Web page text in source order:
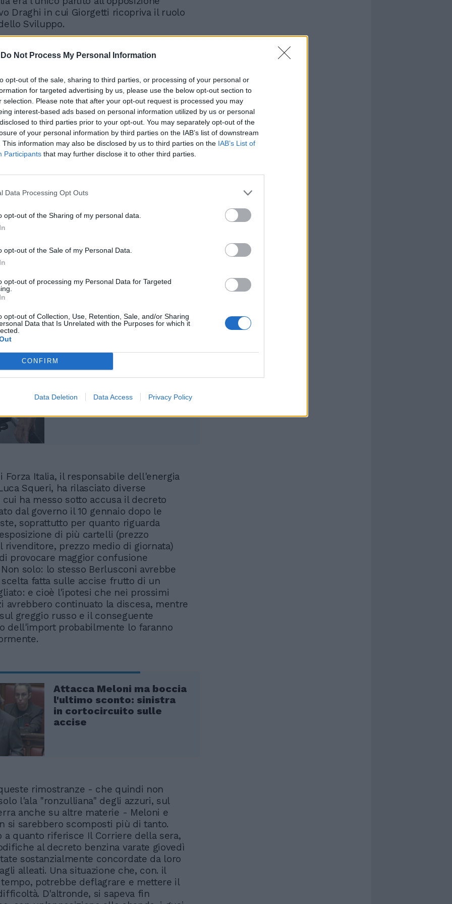
Do Not Process My Personal Information
opt-out of the sale, sharing to third parties, or processing of your personal or
for targeted advertising by us, please use the below opt-out section to
selection. Please note that after your opt-out request is processed you may
interest-based ads based on personal information utilized by us or personal
to third parties prior to your opt-out. You may separately opt-out of the
of your personal information by third parties on the IAB’s list of downstream
This information may also be disclosed by us to third parties on the IAB’s List of
Participants that may further disclose it to other third parties.
Data Processing Opt Outs
opt-out of the Sharing of my personal data.
opt-out of the Sale of my Personal Data.
opt-out of processing my Personal Data for Targeted
opt-out of Collection, Use, Retention, Sale, and/or Sharing
Data that Is Unrelated with the Purposes for which it
CONFIRM
Data Deletion Data Access Privacy Policy
Draghi in cui Giorgetti ricopriva il ruolo
Sviluppo.
bugie". Daniela Santanchè
smaschera la sinistra
della maggioranza, che al primo
delle accise, infatti, fin dall'inizio le
state diverse. Matteo Salvini aveva
linea che non è mai stata condivisa da
convinti che semmai la rinuncia
ha poi effettivamente fatto la premier
social "Gli appunti di Giorgia" e con
Benzina, la verità sulle
truffe: avvengono dove
costa meno, non il
contrario
Forza Italia, il responsabile dell'energia
Squeri, ha rilasciato diverse
ha messo sotto accusa il decreto
dal governo il 10 gennaio dopo le
soprattutto per quanto riguarda
di più cartelli (prezzo
rivenditore, prezzo medio di giornata)
provocare maggior confusione
solo: lo stesso Berlusconi avrebbe
fatta sulle accise frutto di un
e cioè l'ipotesi che nei prossimi
avrebbero continuato la discesa, mentre
greggio russo e il conseguente
dell'import probabilmente lo faranno
Attacca Meloni ma boccia
l'ultimo sconto: sinistra
in cortocircuito sulle
accise
rimostranze - che quindi non
l'ala "ronzulliana" degli azzuri, sul
anche su altre materie - Meloni e
si sarebbero scomposti più di tanto.
a quanto riferisce Il Corriere della sera,
al decreto benzina varate giovedì
sostanzialmente concordate da loro
alleati. Una situazione che, con. il
tempo, potrebbe deflagrare e mettere il
D'altronde, si sapeva fin